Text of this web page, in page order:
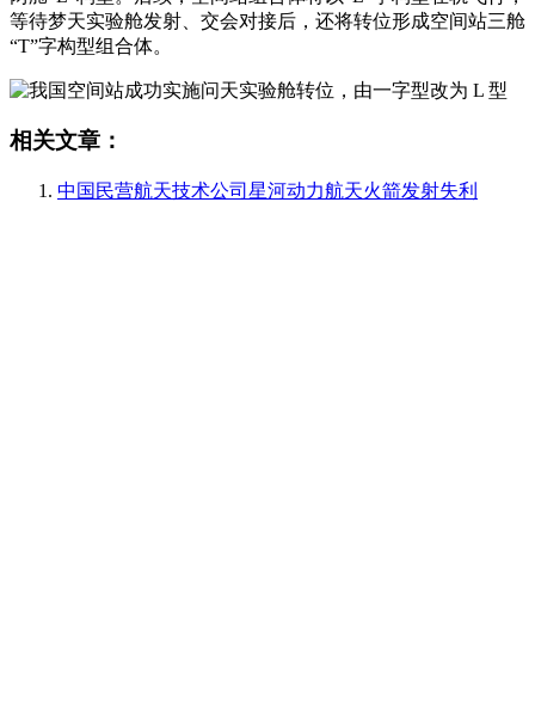
等待梦天实验舱发射、交会对接后，还将转位形成空间站三舱
“T”字构型组合体。
相关文章：
中国民营航天技术公司星河动力航天火箭发射失利